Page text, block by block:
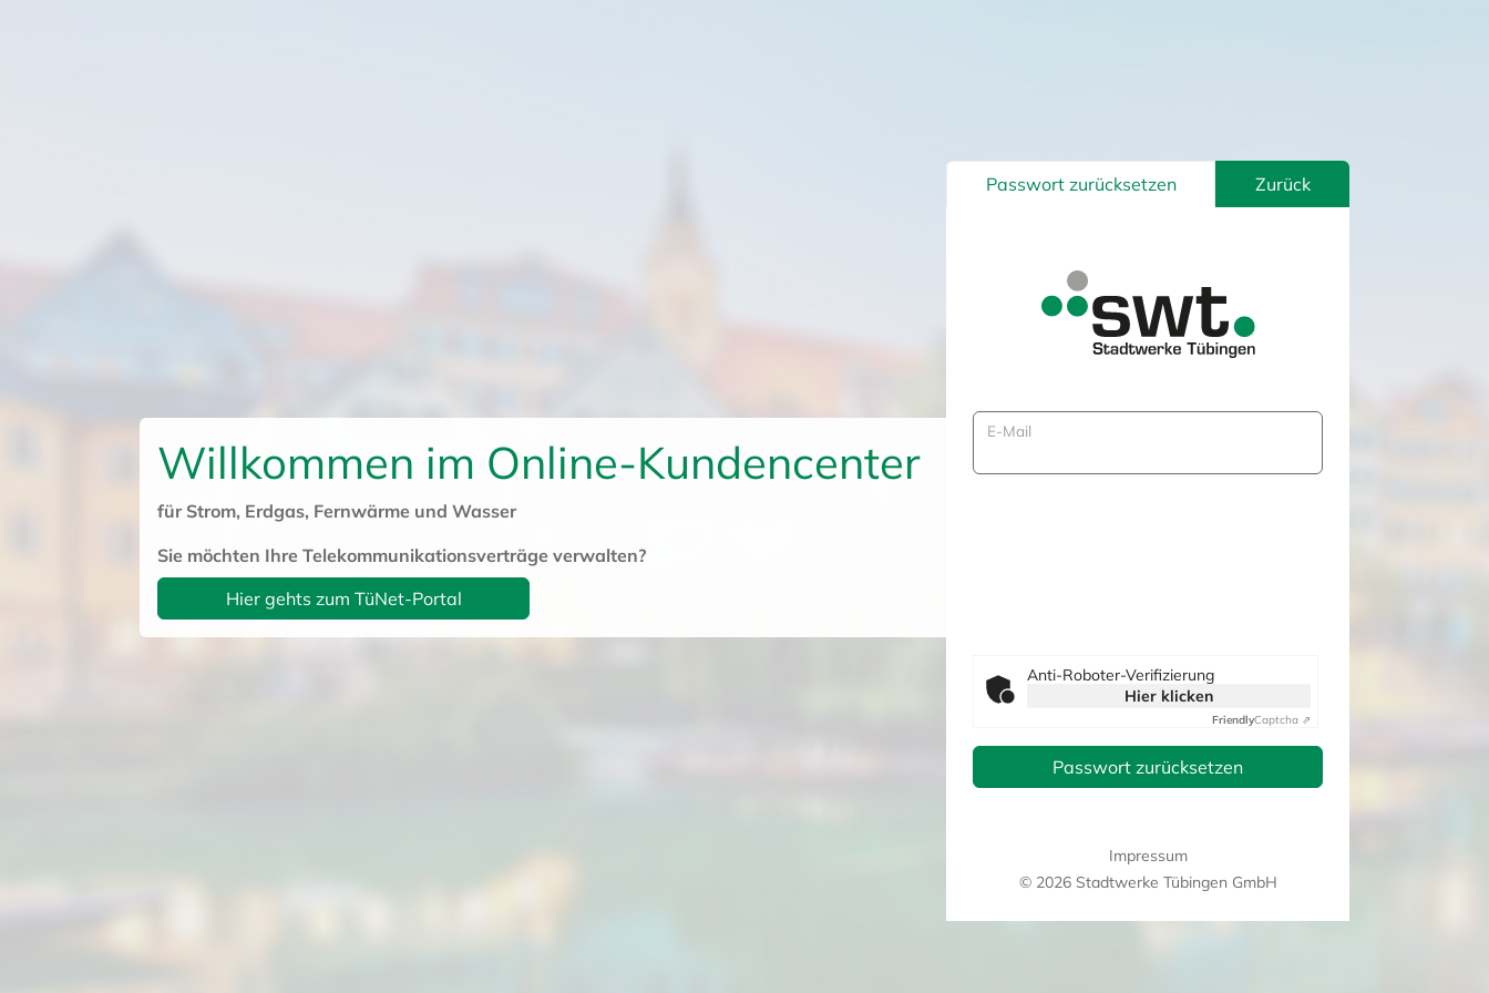
Willkommen im Online-Kundencenter
für Strom, Erdgas, Fernwärme und Wasser
Sie möchten Ihre Telekommunikationsverträge verwalten?
Hier gehts zum TüNet-Portal
Passwort zurücksetzen Zurück
E-Mail
Anti-Roboter-Verifizierung
Hier klicken
FriendlyCaptcha ⇗
Passwort zurücksetzen
Impressum
© 2026 Stadtwerke Tübingen GmbH